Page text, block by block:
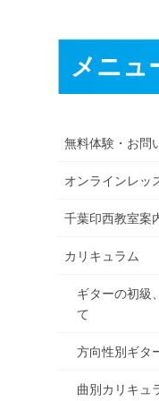
メニュ
無料体験・お問
オンラインレッ
千葉印西教室案
カリキュラム
ギターの初級
て
方向性別ギタ
曲別カリキュ